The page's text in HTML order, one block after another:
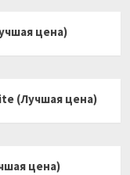
цена)
(Лучшая цена)
цена)